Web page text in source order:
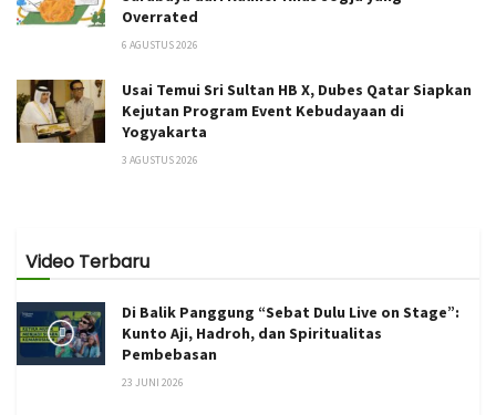
Overrated
6 AGUSTUS 2026
Usai Temui Sri Sultan HB X, Dubes Qatar Siapkan
Kejutan Program Event Kebudayaan di
Yogyakarta
3 AGUSTUS 2026
Video Terbaru
Di Balik Panggung “Sebat Dulu Live on Stage”:
Kunto Aji, Hadroh, dan Spiritualitas
Pembebasan
23 JUNI 2026